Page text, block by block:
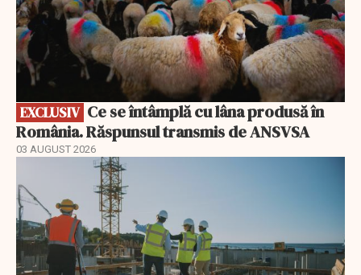
EXCLUSIV
România. Răspunsul transmis de ANSVSA
03 AUGUST 2026